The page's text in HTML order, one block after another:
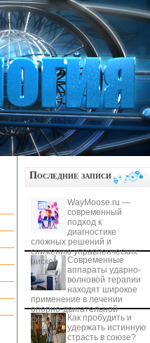
Последние записи
WayMoose.ru —
современный
подход к
диагностике
сложных решений и
снижению управленческих
рисков
Современные
аппараты ударно-
волновой терапии
находят широкое
применение в лечении
опорно-двигательной
системы Как пробудить и
удержать истинную
страсть в союзе?